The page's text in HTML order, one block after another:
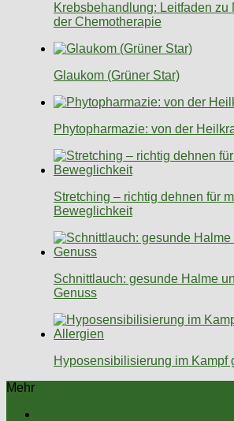
Krebsbehandlung: Leitfaden zu
der Chemotherapie
Glaukom (Grüner Star)
Phytopharmazie: von der
Stretching – richtig dehnen für
Beweglichkeit
Schnittlauch: gesunde Halme
Genuss
Hyposensibilisierung im Kampf
Mehr